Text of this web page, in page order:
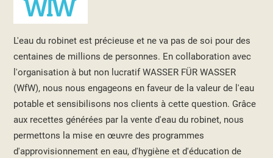
L'eau du robinet est précieuse et ne va pas de soi pour des
centaines de millions de personnes. En collaboration avec
l'organisation à but non lucratif WASSER FÜR WASSER
(WfW), nous nous engageons en faveur de la valeur de l'eau
potable et sensibilisons nos clients à cette question. Grâce
aux recettes générées par la vente d'eau du robinet, nous
permettons la mise en œuvre des programmes
d'approvisionnement en eau, d'hygiène et d'éducation de